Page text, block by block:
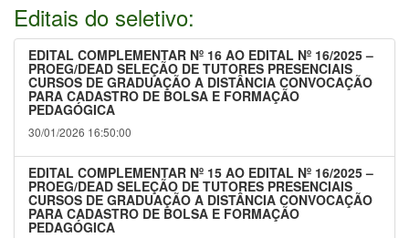
Editais do seletivo:
EDITAL COMPLEMENTAR Nº 16 AO EDITAL Nº 16/2025 –
PROEG/DEAD SELEÇÃO DE TUTORES PRESENCIAIS
CURSOS DE GRADUAÇÃO A DISTÂNCIA CONVOCAÇÃO
PARA CADASTRO DE BOLSA E FORMAÇÃO
PEDAGÓGICA
30/01/2026 16:50:00
EDITAL COMPLEMENTAR Nº 15 AO EDITAL Nº 16/2025 –
PROEG/DEAD SELEÇÃO DE TUTORES PRESENCIAIS
CURSOS DE GRADUAÇÃO A DISTÂNCIA CONVOCAÇÃO
PARA CADASTRO DE BOLSA E FORMAÇÃO
PEDAGÓGICA